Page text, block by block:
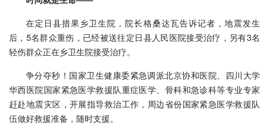
在定日县措果乡卫生院，院长格桑达瓦告诉记者，地震发生
后，5名群众重伤，已经被送往定日县人民医院接受治疗，另有3名
轻伤群众正在乡卫生院接受治疗。
争分夺秒！国家卫生健康委紧急调派北京协和医院、四川大学
华西医院国家紧急医学救援队重症医学、骨科和急诊科等专业专家
赶赴地震灾区，开展指导救治工作，周边省份国家紧急医学救援队
伍做好救援准备，随时支援。